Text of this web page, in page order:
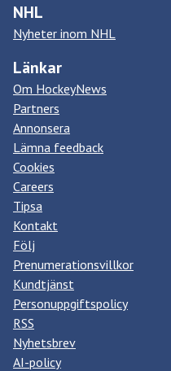
NHL
Nyheter inom NHL
Länkar
Om HockeyNews
Partners
Annonsera
Lämna feedback
Cookies
Careers
Tipsa
Kontakt
Följ
Prenumerationsvillkor
Kundtjänst
Personuppgiftspolicy
RSS
Nyhetsbrev
AI-policy